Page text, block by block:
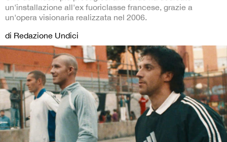
un'installazione all'ex fuoriclasse francese, grazie a
un'opera visionaria realizzata nel 2006.
di Redazione Undici